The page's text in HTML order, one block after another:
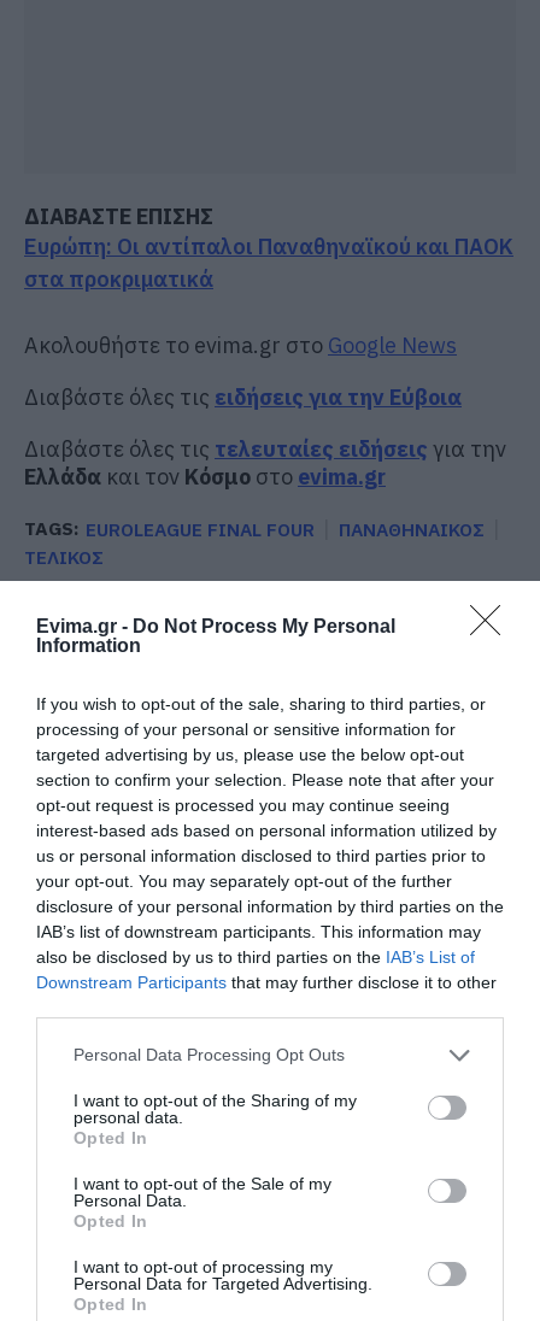
Evima.gr - Do Not Process My Personal
Information
If you wish to opt-out of the sale, sharing to third parties, or
processing of your personal or sensitive information for
targeted advertising by us, please use the below opt-out
section to confirm your selection. Please note that after your
opt-out request is processed you may continue seeing
interest-based ads based on personal information utilized by
us or personal information disclosed to third parties prior to
your opt-out. You may separately opt-out of the further
disclosure of your personal information by third parties on the
IAB’s list of downstream participants. This information may
also be disclosed by us to third parties on the IAB’s List of
Downstream Participants that may further disclose it to other
Please note that this website/app uses one or more Google
not limited to your visit or usage behaviour. You may click to
grant or deny consent to Google and its third-party tags to
use your data for below specified purposes in below Google
consent section.
Personal Data Processing Opt Outs
I want to opt-out of the Sharing of my
personal data.
Opted In
I want to opt-out of the Sale of my
Personal Data.
Opted In
I want to opt-out of processing my
Personal Data for Targeted Advertising.
Opted In
ΔΙΑΒΑΣΤΕ ΕΠΙΣΗΣ
Ευρώπη: Οι αντίπαλοι Παναθηναϊκού και ΠΑΟΚ
στα προκριματικά
Ακολουθήστε το evima.gr στο Google News
Διαβάστε όλες τις ειδήσεις για την Εύβοια
Διαβάστε όλες τις τελευταίες ειδήσεις για την
Ελλάδα και τον Κόσμο στο evima.gr
TAGS: EUROLEAGUE FINAL FOUR
ΠΑΝΑΘΗΝΑΙΚΟΣ
ΤΕΛΙΚΟΣ
Οι χώρες με τους περισσότερους
βρίσκεται η Ελλάδα
09.08.2026 | 18:00
Χαμός με πασίγνωστο
τραγουδιστή στην Εύβοια – Δείτε
τι έγινε
09.08.2026 | 17:40
Τέλος στις καθυστερήσεις για τις
πινακίδες κυκλοφορίας – Τι
αλλάζει με το νέο ψηφιακό
σύστημα
Εύβοια: Προσοχή! Που
οχημάτων και πεζών
09.08.2026 | 17:00
15 Αυγούστου: Πώς αμείβεται η
υποχρεωτική αργία – Τι ισχύει
για τους εργαζόμενους
Χάος στην Εύβοια: Ουρά